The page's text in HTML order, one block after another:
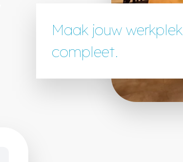
Maak jouw werkplek
compleet.